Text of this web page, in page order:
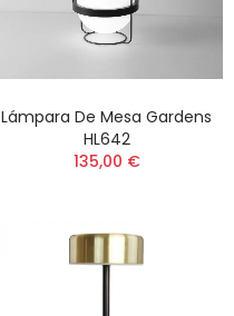
Lámpara De Mesa Gardens
HL642
135,00 €